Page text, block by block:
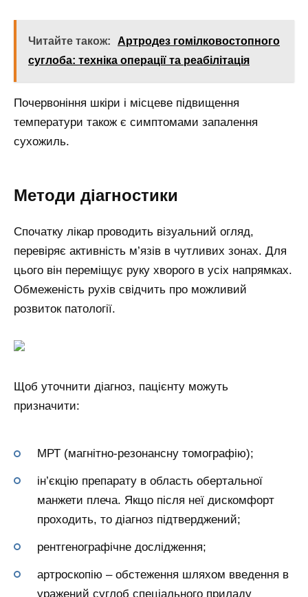
Читайте також:
Артродез гомілковостопного
суглоба: техніка операції та реабілітація
Почервоніння шкіри і місцеве підвищення
температури також є симптомами запалення
сухожиль.
Методи діагностики
Спочатку лікар проводить візуальний огляд,
перевіряє активність м’язів в чутливих зонах. Для
цього він переміщує руку хворого в усіх напрямках.
Обмеженість рухів свідчить про можливий
розвиток патології.
Щоб уточнити діагноз, пацієнту можуть
призначити:
МРТ (магнітно-резонансну томографію);
ін’єкцію препарату в область обертальної
манжети плеча. Якщо після неї дискомфорт
проходить, то діагноз підтверджений;
рентгенографічне дослідження;
артроскопію – обстеження шляхом введення в
уражений суглоб спеціального приладу